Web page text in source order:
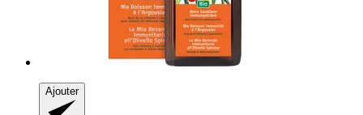
Ajouter